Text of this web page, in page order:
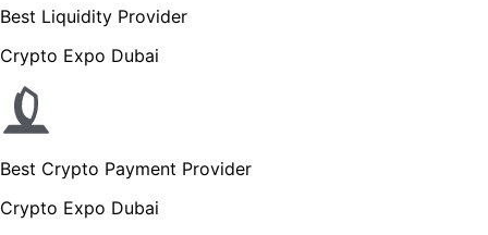
Best Liquidity Provider
Crypto Expo Dubai
Best Crypto Payment Provider
Crypto Expo Dubai